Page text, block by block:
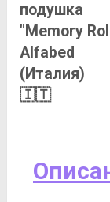
подушка
"Memory
Alfabed
(Италия)
🇮🇹